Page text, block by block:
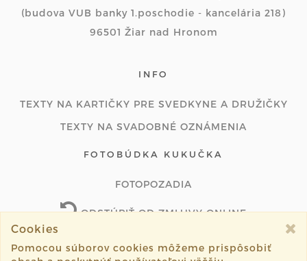
(budova VUB banky 1.poschodie - kancelária 218)
96501 Žiar nad Hronom
INFO
TEXTY NA KARTIČKY PRE SVEDKYNE A DRUŽIČKY
TEXTY NA SVADOBNÉ OZNÁMENIA
FOTOBÚDKA KUKUČKA
FOTOPOZADIA
ODSTÚPIŤ OD ZMLUVY ONLINE
Cookies
Pomocou súborov cookies môžeme prispôsobiť